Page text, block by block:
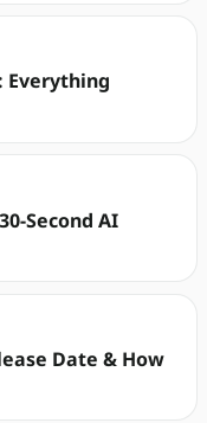
Everything
Second AI
Date & How